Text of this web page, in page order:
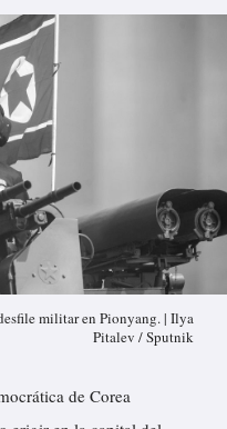
militar en Pionyang. | Ilya
Pitalev / Sputnik
de Corea